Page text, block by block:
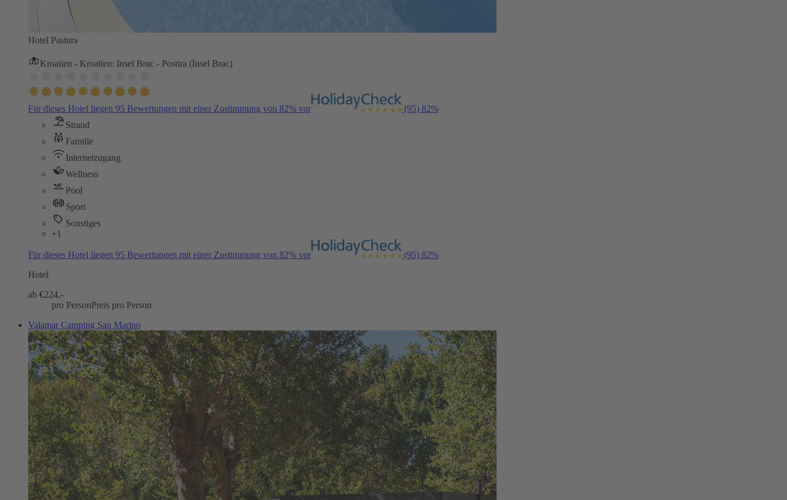
Hotel Pastura
Kroatien - Kroatien: Insel Brac - Postira (Insel Brac)
Für dieses Hotel liegen 95 Bewertungen mit einer Zustimmung von 82% vor (95) 82%
Strand
Familie
Internetzugang
Wellness
Pool
Sport
Sonstiges
+1
Für dieses Hotel liegen 95 Bewertungen mit einer Zustimmung von 82% vor (95) 82%
Hotel
ab €224,-
pro PersonPreis pro Person
Valamar Camping San Marino